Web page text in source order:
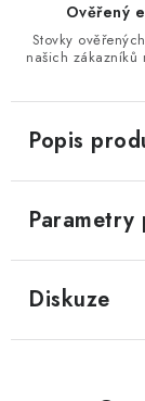
Ověřený
Stovky
našich zákazníků
Popis
Diskuze